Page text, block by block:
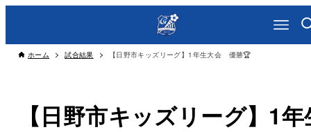
ホーム 試合結果 【日野市キッズリーグ】1年生大会 優勝🏆
【日野市キッズリーグ】1